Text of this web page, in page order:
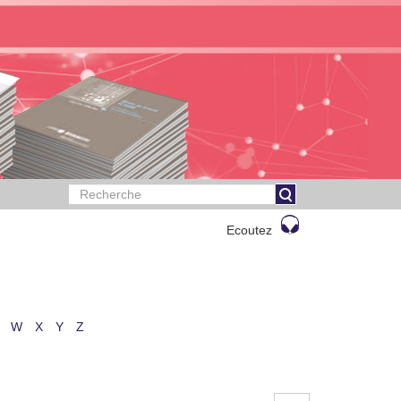
Ecoutez
W X Y Z